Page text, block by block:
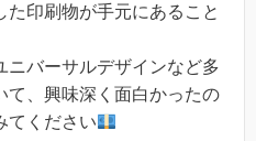
印刷物が手元にあること
ニバーサルデザインなど多
て、興味深く面白かったの
てください